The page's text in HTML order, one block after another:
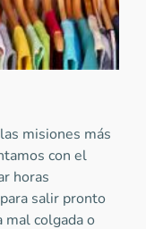
misiones más
con el
horas
salir pronto
mal colgada o